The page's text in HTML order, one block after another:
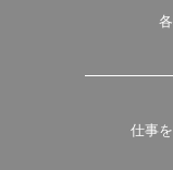
仕事